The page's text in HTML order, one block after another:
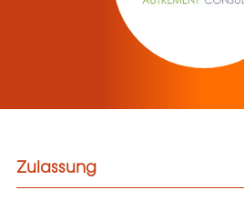
Zulassung